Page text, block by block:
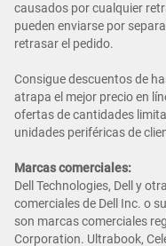
causados por cualquier
pueden enviarse por
retrasar el pedido.
Consigue descuentos de
atrapa el mejor precio en
ofertas de cantidades
unidades periféricas de
Marcas comerciales:
Dell Technologies, Dell y
comerciales de Dell Inc. o
son marcas comerciales
Corporation. Ultrabook,